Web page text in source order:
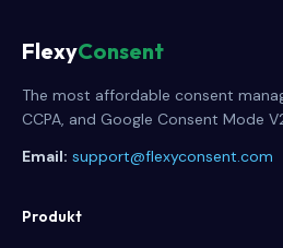
FlexyConsent
The most affordable consent
CCPA, and Google Consent Mode
Email: support@flexyconsent.com
Produkt